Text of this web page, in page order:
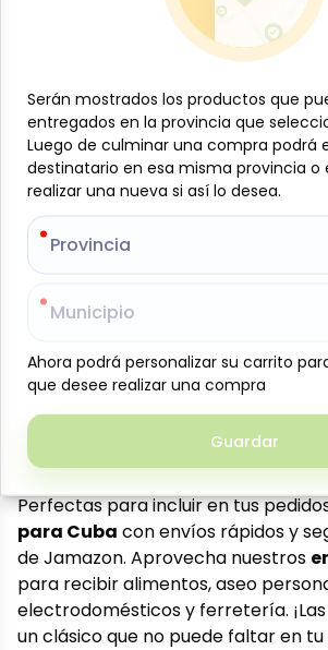
Añadir al carrito
Las Galletas de Soda Crackers Dux,
653.4 g, son galletas saladas tipo
ligera, crujiente y sabor suave y
acompañar comidas, sopas,
disfrutar como snack en cualquier
Presentación: 653 g
Textura: Ligera y crujiente
Envase: Plástico resistente
frescura
Usos: Acompañante de
embutidos o snack
Formato rendidor ideal para
Perfectas para incluir en tus
para Cuba con envíos rápidos y
de Jamazon. Aprovecha nuestros
para recibir alimentos, aseo
electrodomésticos y ferretería.
un clásico que no puede faltar en
Serán mostrados los productos que
entregados en la provincia que
Luego de culminar una compra podrá
destinatario en esa misma provincia o
realizar una nueva si así lo desea.
Provincia
Municipio
Ahora podrá personalizar su carrito
que desee realizar una compra
Guardar
Serán mostrados los productos que
entregados en la provincia que
Luego de culminar una compra podrá
destinatario en esa misma provincia o
realizar una nueva si así lo desea.
Provincia
Municipio
Ahora podrá personalizar su carrito
que desee realizar una compra
Guardar